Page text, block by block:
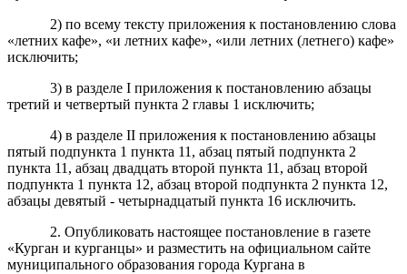
2) по всему тексту приложения к постановлению слова
«летних кафе», «и летних кафе», «или летних (летнего) кафе»
исключить;
3) в разделе I приложения к постановлению абзацы
третий и четвертый пункта 2 главы 1 исключить;
4) в разделе II приложения к постановлению абзацы
пятый подпункта 1 пункта 11, абзац пятый подпункта 2
пункта 11, абзац двадцать второй пункта 11, абзац второй
подпункта 1 пункта 12, абзац второй подпункта 2 пункта 12,
абзацы девятый - четырнадцатый пункта 16 исключить.
2. Опубликовать настоящее постановление в газете
«Курган и курганцы» и разместить на официальном сайте
муниципального образования города Кургана в